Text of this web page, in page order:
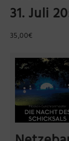
Präsenzstelle
Museum
Brandenburg-
Wegemuseum
31. Juli
35,00€